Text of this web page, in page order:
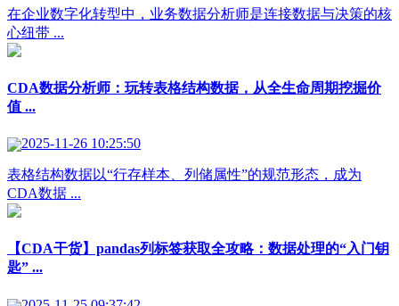
在企业数字化转型中，业务数据分析师是连接数据与决策的核
心纽带 ...
CDA数据分析师：玩转表格结构数据，从全生命周期挖掘价
值 ...
2025-11-26 10:25:50
表格结构数据以“行存样本、列储属性”的规范形态，成为
CDA数据 ...
【CDA干货】pandas列标签获取全攻略：数据处理的“入门钥
匙” ...